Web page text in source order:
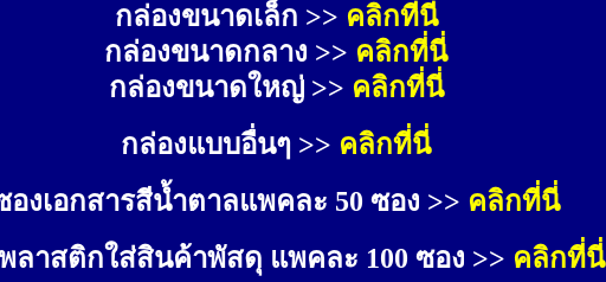
กล่องขนาดเล็ก >> คลิกที่นี่
กล่องขนาดกลาง >> คลิกที่นี่
กล่องขนาดใหญ่ >> คลิกที่นี่
กล่องแบบอื่นๆ >> คลิกที่นี่
องเอกสารสีน้ำตาลแพคละ 50 ซอง >> คลิกที่นี่
ลาสติกใส่สินค้าพัสดุ แพคละ 100 ซอง >> คลิกที่นี่